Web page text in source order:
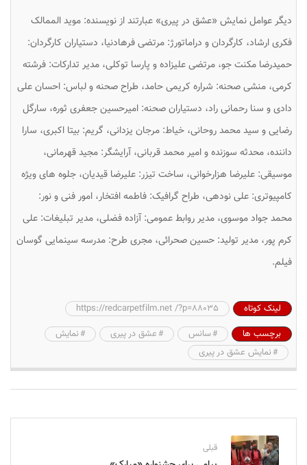
دیگر عوامل نمایش «عشق در پیری» عبارتند از نویسنده: موید الممالک
فکری ارشاد، کارگردان و دراماتورژ: مرتضی فرهادنیا، دستیاران کارگردان:
حمیدرضا مکنت جو، مرتضی علیزاده و پارسا توکلی، مدیر تدارکات: فرشته
کرمی، منشی صحنه: شراره کریمی حامد، طراح صحنه و لباس: احسان علی
دادی و سنا رحمانی راد، دستیاران صحنه: امیرحسین جعفری ثوره، سارگل
رضایی و سید محمد روحانی، خیاط: مرجان یزدانی، گریم: بیتا اکبری، سارا
داننده، محدثه سوزنده و امیر محمد قربانی، آرایشگر: مجید قهرمانی،
موسیقی: علیرضا هزارخوانی، ساخت تیزر: علیرضا قیدیان، جلوه های ویژه
کامپیوتری: علی نودهی، طراح گرافیک: فاطمه افتخار، امور فنی و نور:
محمد جواد موسوی، مدیر روابط عمومی: آزاده فضلی، مدیر تبلیغات: علی
کرم پور، مدیر تولید: حسین صحرائی، مجری طرح: مدرسه سینمایی گوسان
فیلم.
لینک کوتاه
https://redcarpetfilm.net /?p=88035
برچسب ها
سانس عشق در پیری
نمایش
نمایش عشق در پیری
قبلی